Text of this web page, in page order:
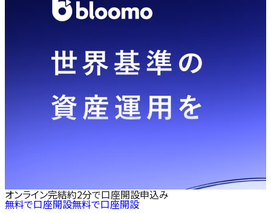
オンライン完結約2分で口座開設申込み
無料で口座開設無料で口座開設